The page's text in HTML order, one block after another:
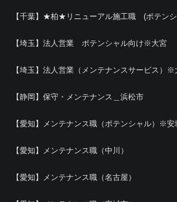
【千葉】★柏★リニューアル施工職 (ポテン
【埼玉】法人営業 ポテンシャル向け※大宮
【埼玉】法人営業（メンテナンスサービス）※
【静岡】保守・メンテナンス＿浜松市
【愛知】メンテナンス職（ポテンシャル）※安
【愛知】メンテナンス職（中川）
【愛知】メンテナンス職（名古屋）